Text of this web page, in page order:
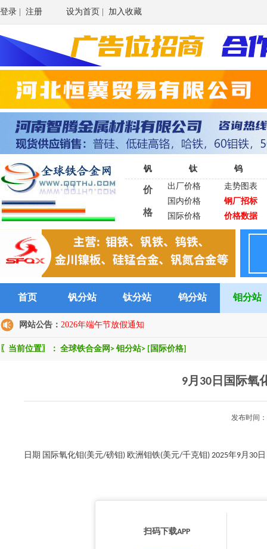
登录 注册 设为首页 加入收藏
钒 钛 钨
价
格
出厂价格
走势图表
国内价格
钢厂招标
国际价格
价格数据
首页 钒分站 钛分站 钨分站 钼分站
网站公告： 2026年端午节放假通知
〖当前位置〗： 全球铁合金网 > 钼分站> [国际价格]
9月30日国际氧
发布时间
日期 国际氧化钼(美元/磅钼) 欧洲钼铁(美元/千克钼) 2025年9月30日
扫码下载APP